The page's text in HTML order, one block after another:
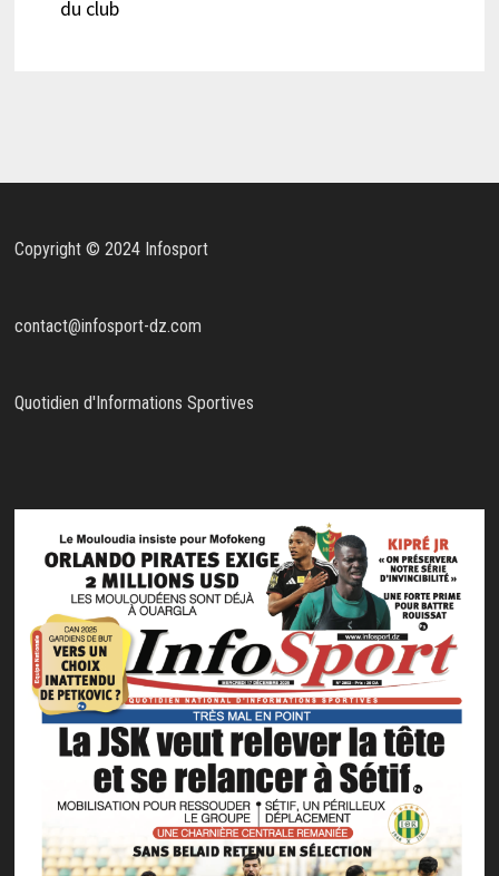
du club
Copyright © 2024 Infosport
contact@infosport-dz.com
Quotidien d'Informations Sportives